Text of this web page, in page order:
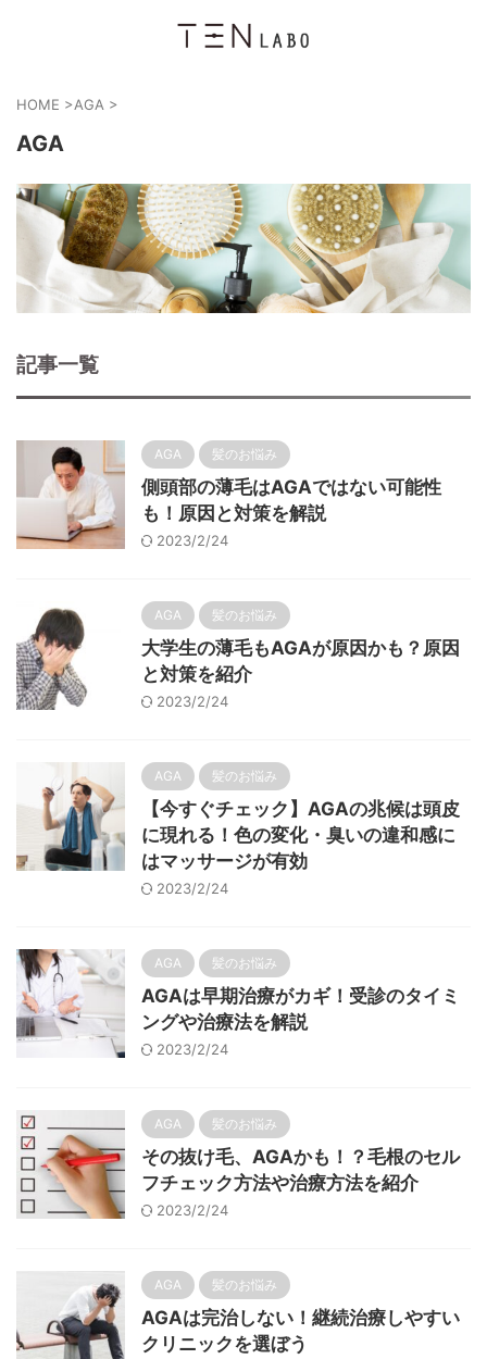
HOME >AGA >
AGA
記事一覧
AGA 髪のお悩み
側頭部の薄毛はAGAではない可能性
も！原因と対策を解説
2023/2/24
AGA 髪のお悩み
大学生の薄毛もAGAが原因かも？原因
と対策を紹介
2023/2/24
AGA 髪のお悩み
【今すぐチェック】AGAの兆候は頭皮
に現れる！色の変化・臭いの違和感に
はマッサージが有効
2023/2/24
AGA 髪のお悩み
AGAは早期治療がカギ！受診のタイミ
ングや治療法を解説
2023/2/24
AGA 髪のお悩み
その抜け毛、AGAかも！？毛根のセル
フチェック方法や治療方法を紹介
2023/2/24
AGA 髪のお悩み
AGAは完治しない！継続治療しやすい
クリニックを選ぼう